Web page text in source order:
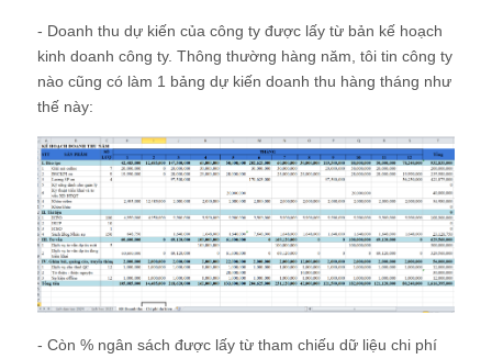
- Doanh thu dự kiến của công ty được lấy từ bản kế hoạch
kinh doanh công ty. Thông thường hàng năm, tôi tin công ty
nào cũng có làm 1 bảng dự kiến doanh thu hàng tháng như
thế này:
- Còn % ngân sách được lấy từ tham chiếu dữ liệu chi phí